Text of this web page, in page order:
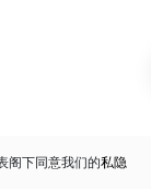
阁下同意我们的私隐